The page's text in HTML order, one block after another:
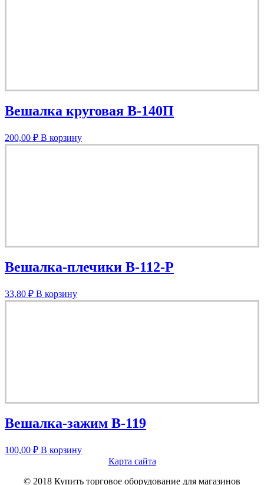
Вешалка круговая В-140П
200,00 ₽ В корзину
Вешалка-плечики В-112-Р
33,80 ₽ В корзину
Вешалка-зажим В-119
100,00 ₽ В корзину
Карта сайта
© 2018 Купить торговое оборудование для магазинов